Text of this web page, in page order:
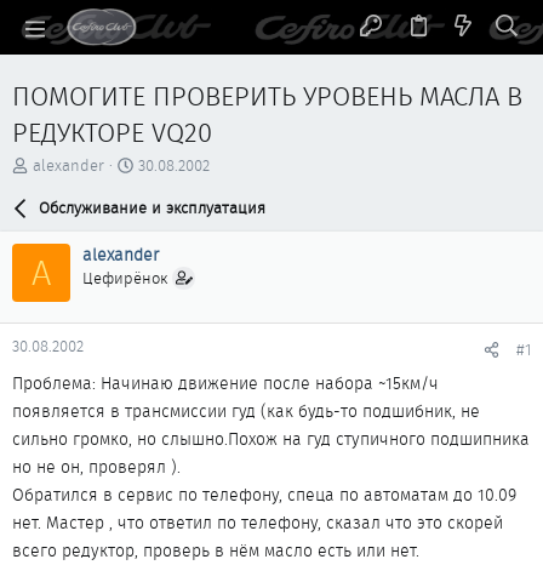
ПОМОГИТЕ ПРОВЕРИТЬ УРОВЕНЬ МАСЛА В
РЕДУКТОРЕ VQ20
А
р
т
м
ы
alexander
Д
т
н
а
а
30.08.2002
Обслуживание и эксплуатация
A alexander
Цефирёнок
30.08.2002 #1
Проблема: Начинаю движение после набора ~15км/ч
появляется в трансмиссии гуд (как будь-то подшибник, не
сильно громко, но слышно.Похож на гуд ступичного подшипника
но не он, проверял ).
Обратился в сервис по телефону, спеца по автоматам до 10.09
нет. Мастер , что ответил по телефону, сказал что это скорей
всего редуктор, проверь в нём масло есть или нет.